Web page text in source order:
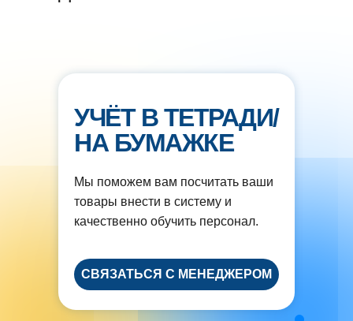
УЧËТ В ТЕТРАДИ/
НА БУМАЖКЕ
Мы поможем вам посчитать ваши
товары внести в систему и
качественно обучить персонал.
СВЯЗАТЬСЯ С МЕНЕДЖЕРОМ